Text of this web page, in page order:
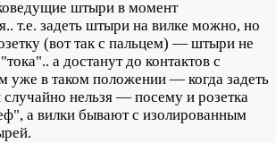
штыри в момент
т.е. задеть штыри на вилке можно, но
(вот так с пальцем) — штыри не
а достанут до контактов с
уже в таком положении — когда задеть
нельзя — посему и розетка
а вилки бывают с изолированным